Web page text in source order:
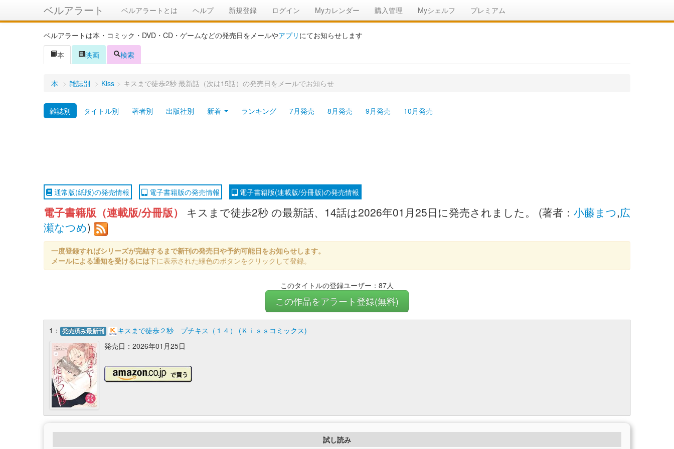
ベルアラート ベルアラートとは ヘルプ 新規登録 ログイン Myカレンダー 購入管理 Myシェルフ プレミアム
ベルアラートは本・コミック・DVD・CD・ゲームなどの発売日をメールやアプリ にてお知らせします
本
映画 検索
本 > 雑誌別 > Kiss > キスまで徒歩2秒 最新話（次は15話）の発売日をメールでお知らせ
雑誌別 タイトル別 著者別 出版社別 新着 ランキング 7月発売 8月発売 9月発売 10月発売
通常版(紙版)の発売情報 電子書籍版の発売情報 電子書籍版(連載版/分冊版)の発売情報
電子書籍版（連載版/分冊版） キスまで徒歩2秒 の最新話、14話は2026年01月25日に発売されました。 (著者： 小藤まつ,広
瀬なつめ)
一度登録すればシリーズが完結するまで新刊の発売日や予約可能日をお知らせします。
メールによる通知を受けるには下に表示された緑色のボタンをクリックして登録。
このタイトルの登録ユーザー：87人
この作品をアラート登録(無料)
1： 発売済み最新刊
キスまで徒歩２秒 プチキス（１４） (Ｋｉｓｓコミックス)
発売日：2026年01月25日
試し読み